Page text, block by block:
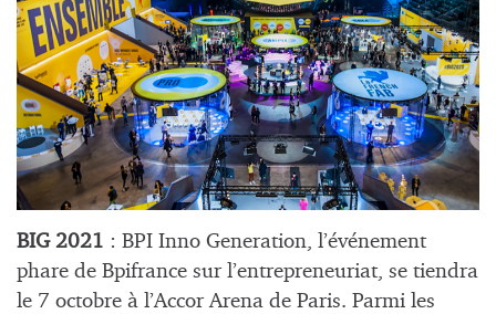
BIG 2021 : BPI Inno Generation, l’événement
phare de Bpifrance sur l’entrepreneuriat, se tiendra
le 7 octobre à l’Accor Arena de Paris. Parmi les